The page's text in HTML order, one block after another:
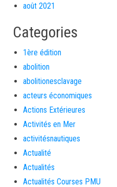
août 2021
Categories
1ère édition
abolition
abolitionesclavage
acteurs économiques
Actions Extérieures
Activités en Mer
activitésnautiques
Actualité
Actualités
Actualités Courses PMU